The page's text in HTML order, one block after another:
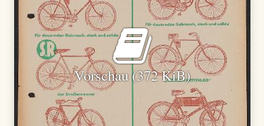
Vorschau (372 KiB)